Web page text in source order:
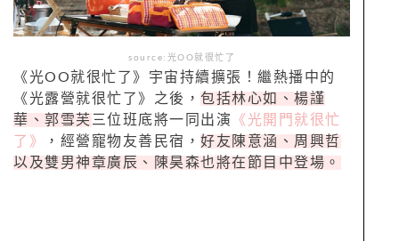
source:光OO就很忙了
《光OO就很忙了》宇宙持續擴張！繼熱播中的
《光露營就很忙了》之後， 包括林心如、楊謹
華、郭雪芙 三位班底將一同出演
《光開門就很忙
了》
，經營寵物友善民宿， 好友陳意涵、周興哲
以及雙男神章廣辰、陳昊森也將在節目中登場。